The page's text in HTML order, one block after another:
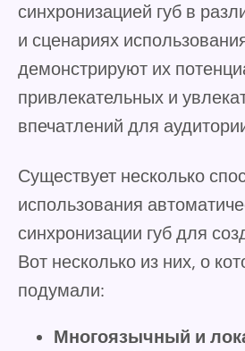
синхронизацией губ в
и сценариях
демонстрируют их
привлекательных и
впечатлений для
Существует несколько
использования
синхронизации губ для
Вот несколько из них, о
подумали:
Многоязычный и